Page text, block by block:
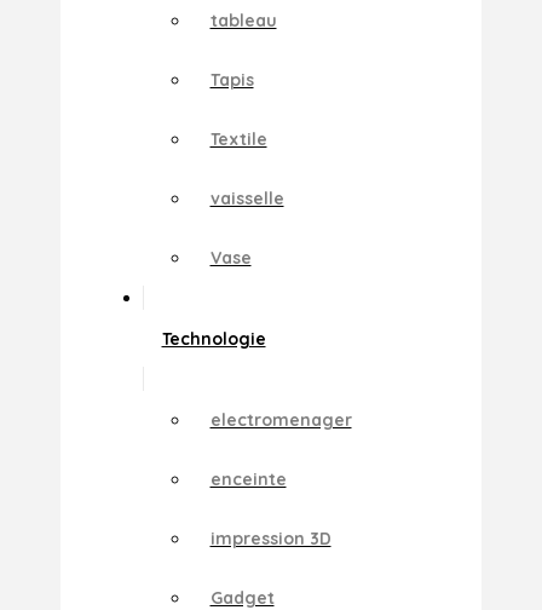
tableau
Tapis
Textile
vaisselle
Vase
Technologie
electromenager
enceinte
impression 3D
Gadget